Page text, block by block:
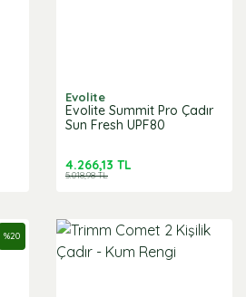
Evolite
Evolite Summit Pro Çadır
Sun Fresh UPF80
4.266,13 TL
5.018,98 TL
%20